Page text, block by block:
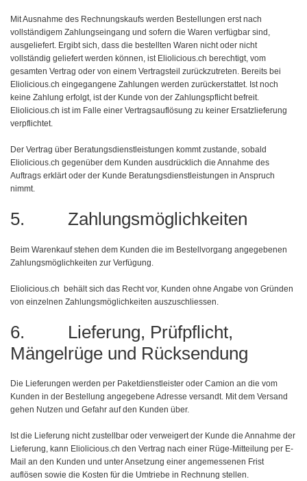
Mit Ausnahme des Rechnungskaufs werden Bestellungen erst nach
vollständigem Zahlungseingang und sofern die Waren verfügbar sind,
ausgeliefert. Ergibt sich, dass die bestellten Waren nicht oder nicht
vollständig geliefert werden können, ist Eliolicious.ch berechtigt, vom
gesamten Vertrag oder von einem Vertragsteil zurückzutreten. Bereits bei
Eliolicious.ch eingegangene Zahlungen werden zurückerstattet. Ist noch
keine Zahlung erfolgt, ist der Kunde von der Zahlungspflicht befreit.
Eliolicious.ch ist im Falle einer Vertragsauflösung zu keiner Ersatzlieferung
verpflichtet.
Der Vertrag über Beratungsdienstleistungen kommt zustande, sobald
Eliolicious.ch gegenüber dem Kunden ausdrücklich die Annahme des
Auftrags erklärt oder der Kunde Beratungsdienstleistungen in Anspruch
nimmt.
5. Zahlungsmöglichkeiten
Beim Warenkauf stehen dem Kunden die im Bestellvorgang angegebenen
Zahlungsmöglichkeiten zur Verfügung.
Eliolicious.ch behält sich das Recht vor, Kunden ohne Angabe von Gründen
von einzelnen Zahlungsmöglichkeiten auszuschliessen.
6. Lieferung, Prüfpflicht,
Mängelrüge und Rücksendung
Die Lieferungen werden per Paketdienstleister oder Camion an die vom
Kunden in der Bestellung angegebene Adresse versandt. Mit dem Versand
gehen Nutzen und Gefahr auf den Kunden über.
Ist die Lieferung nicht zustellbar oder verweigert der Kunde die Annahme der
Lieferung, kann Eliolicious.ch den Vertrag nach einer Rüge-Mitteilung per E-
Mail an den Kunden und unter Ansetzung einer angemessenen Frist
auflösen sowie die Kosten für die Umtriebe in Rechnung stellen.